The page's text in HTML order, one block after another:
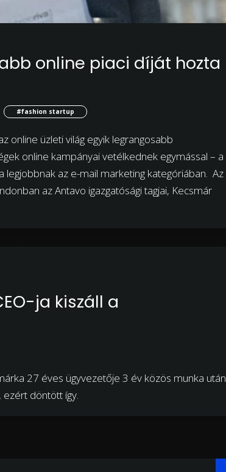
online piaci díját hozta
#fashion startup
online üzleti világ egyik legrangosabb
online kampányai vetélkednek egymással – a
legjobbnak az e-mail marketing kategóriában. Az
az Antavo igazgatósági tagjai, Kecsmár
ja kiszáll a
27 éves ügyvezetője 3 év közös munka után
ezért döntött így.